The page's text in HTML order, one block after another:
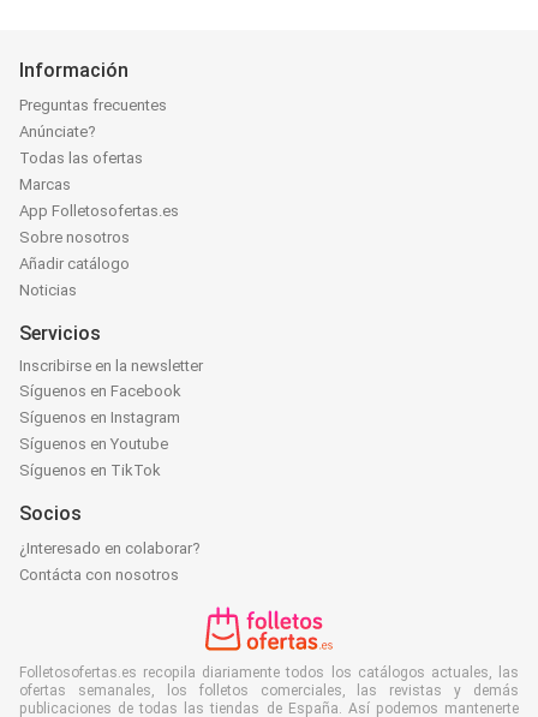
Información
Preguntas frecuentes
Anúnciate?
Todas las ofertas
Marcas
App Folletosofertas.es
Sobre nosotros
Añadir catálogo
Noticias
Servicios
Inscribirse en la newsletter
Síguenos en Facebook
Síguenos en Instagram
Síguenos en Youtube
Síguenos en TikTok
Socios
¿Interesado en colaborar?
Contácta con nosotros
Folletosofertas.es recopila diariamente todos los catálogos actuales, las
ofertas semanales, los folletos comerciales, las revistas y demás
publicaciones de todas las tiendas de España. Así podemos mantenerte